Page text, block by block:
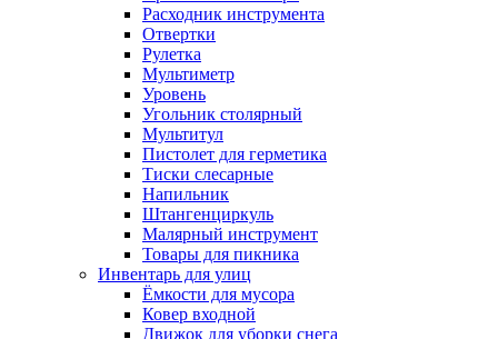
Расходник инструмента
Отвертки
Рулетка
Мультиметр
Уровень
Угольник столярный
Мультитул
Пистолет для герметика
Тиски слесарные
Напильник
Штангенциркуль
Малярный инструмент
Товары для пикника
Инвентарь для улиц
Ёмкости для мусора
Ковер входной
Движок для уборки снега